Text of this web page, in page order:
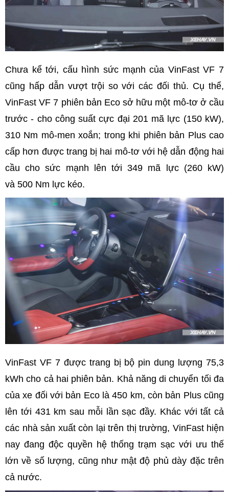
Chưa kể tới, cấu hình sức mạnh của VinFast VF 7
cũng hấp dẫn vượt trội so với các đối thủ. Cụ thể,
VinFast VF 7 phiên bản Eco sở hữu một mô-tơ ở cầu
trước - cho công suất cực đại 201 mã lực (150 kW),
310 Nm mô-men xoắn; trong khi phiên bản Plus cao
cấp hơn được trang bị hai mô-tơ với hệ dẫn động hai
cầu cho sức mạnh lên tới 349 mã lực (260 kW)
và 500 Nm lực kéo.
VinFast VF 7 được trang bị bộ pin dung lượng 75,3
kWh cho cả hai phiên bản. Khả năng di chuyển tối đa
của xe đối với bản Eco là 450 km, còn bản Plus cũng
lên tới 431 km sau mỗi lần sạc đầy. Khác với tất cả
các nhà sản xuất còn lại trên thị trường, VinFast hiện
nay đang độc quyền hệ thống trạm sạc với ưu thế
lớn về số lượng, cũng như mật độ phủ dày đặc trên
cả nước.